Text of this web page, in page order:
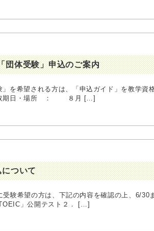
体受験」申込のご案内
希望される方は、「申込ガイド」を教学資
取期日・場所 ： ８月 […]
ついて
験希望の方は、下記の内容を確認の上、6/30
公開テスト２． […]